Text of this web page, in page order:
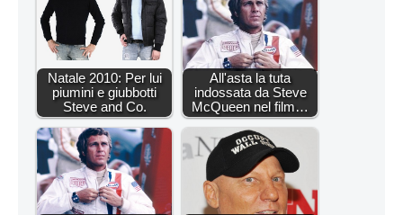
Natale 2010: Per lui
piumini e giubbotti
Steve and Co.
All'asta la tuta
indossata da Steve
McQueen nel film…